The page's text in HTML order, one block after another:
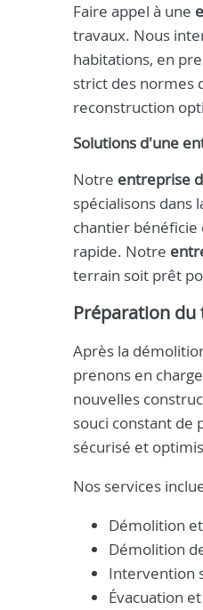
Faire appel à une
travaux. Nous
habitations, en
strict des normes
reconstruction
Solutions d'une
Notre entreprise
spécialisons dans
chantier bénéficie
rapide. Notre
terrain soit prêt
Préparation
Après la
prenons en
nouvelles
souci constant de
sécurisé et
Nos services
Démolition
Démolition
Intervention
Évacuation